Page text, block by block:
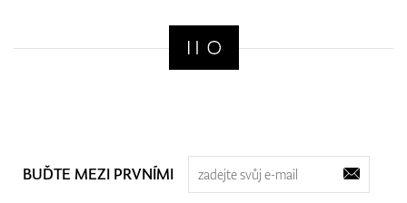
BUĎTE MEZI PRVNÍMI